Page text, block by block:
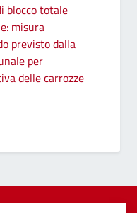
blocco totale
misura
previsto dalla
per
delle carrozze